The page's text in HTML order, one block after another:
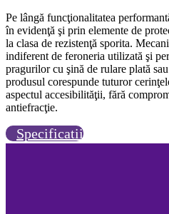
Pe lângă funcţionalitatea
în evidenţă şi prin elemente de
la clasa de rezistenţă sporita.
indiferent de feroneria utilizată şi
pragurilor cu şină de rulare plată
produsul corespunde tuturor
aspectul accesibilităţii, fără
antiefracţie.
Specificatii